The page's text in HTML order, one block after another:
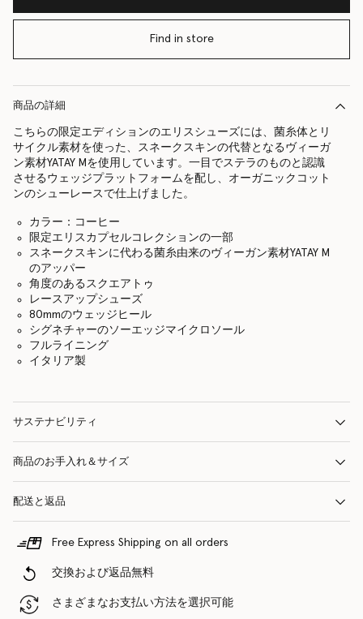
Find in store
商品の詳細
こちらの限定エディションのエリスシューズには、菌糸体とリ
サイクル素材を使った、スネークスキンの代替となるヴィーガ
ン素材YATAY Mを使用しています。一目でステラのものと認識
させるウェッジプラットフォームを配し、オーガニックコット
ンのシューレースで仕上げました。
カラー：コーヒー
限定エリスカプセルコレクションの一部
スネークスキンに代わる菌糸由来のヴィーガン素材YATAY M
のアッパー
角度のあるスクエアトゥ
レースアップシューズ
80mmのウェッジヒール
シグネチャーのソーエッジマイクロソール
フルライニング
イタリア製
サステナビリティ
商品のお手入れ＆サイズ
配送と返品
Free Express Shipping on all orders
交換および返品無料
さまざまなお支払い方法を選択可能